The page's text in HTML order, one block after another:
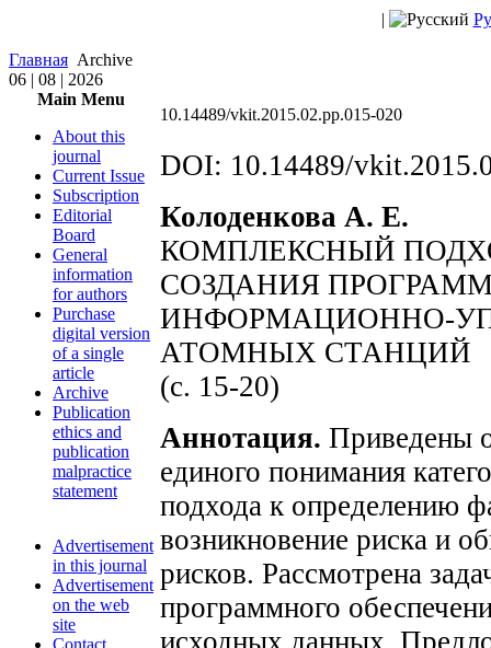
|
Главная Archive
06 | 08 | 2026
Main Menu
About this
journal
Current Issue
Subscription
Editorial
Board
General
information
for authors
Purchase
digital version
of a single
article
Archive
Publication
ethics and
publication
malpractice
statement
Advertisement
in this journal
Advertisement
on the web
site
Contact
10.14489/vkit.2015.02.pp.015-020
DOI: 10.14489/
Колоденкова А. Е.
КОМПЛЕКСНЫЙ
СОЗДАНИЯ
ИНФОРМАЦИОННО-
АТОМНЫХ СТАНЦИЙ
(с. 15-20)
Аннотация. Приведены
единого понимания
подхода к определению
возникновение риска и
рисков. Рассмотрена
программного
исходных данных.